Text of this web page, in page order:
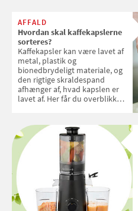
AFFALD
Hvordan skal kaffekapslerne
sorteres?
Kaffekapsler kan være lavet af
metal, plastik og
bionedbrydeligt materiale, og
den rigtige skraldespand
afhænger af, hvad kapslen er
lavet af. Her får du overblikket